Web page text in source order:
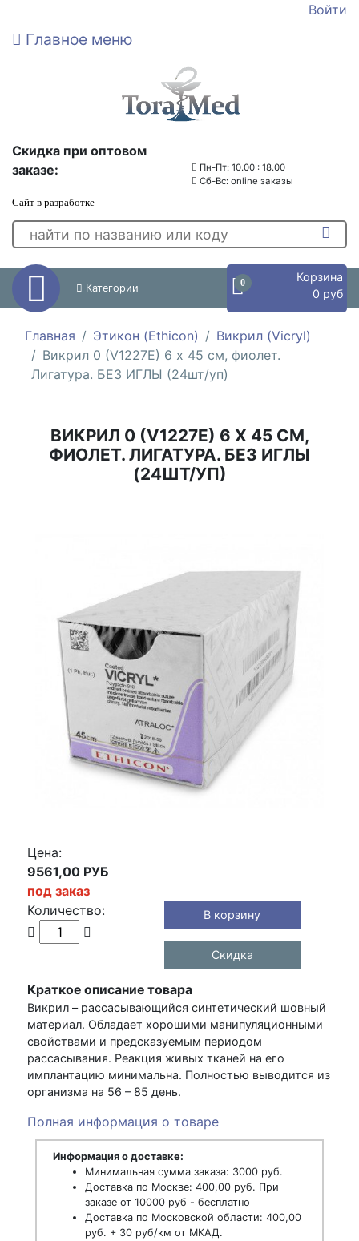
Войти
Главное меню
Скидка при оптовом
заказе:
Сайт в разработке
Пн-Пт: 10.00 : 18.00
Сб-Вс: online заказы
Категории 0
Корзина
0 руб
Главная Этикон (Ethicon)
Викрил (Vicryl)
Викрил 0 (V1227E) 6 х 45 см, фиолет.
Лигатура. БЕЗ ИГЛЫ (24шт/уп)
ВИКРИЛ 0 (V1227E) 6 Х 45 СМ,
ФИОЛЕТ. ЛИГАТУРА. БЕЗ ИГЛЫ
(24ШТ/УП)
Цена:
9561,00 РУБ
под заказ
Количество:
В корзину
Скидка
Краткое описание товара
Викрил – рассасывающийся синтетический шовный
материал. Обладает хорошими манипуляционными
свойствами и предсказуемым периодом
рассасывания. Реакция живых тканей на его
имплантацию минимальна. Полностью выводится из
организма на 56 – 85 день.
Полная информация о товаре
Информация о доставке:
Минимальная сумма заказа: 3000 руб.
Доставка по Москве: 400,00 руб. При
заказе от 10000 руб - бесплатно
Доставка по Московской области: 400,00
руб. + 30 руб/км от МКАД.